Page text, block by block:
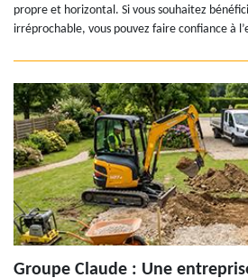
propre et horizontal. Si vous souhaitez
irréprochable, vous pouvez faire confiance à
Groupe Claude : Une